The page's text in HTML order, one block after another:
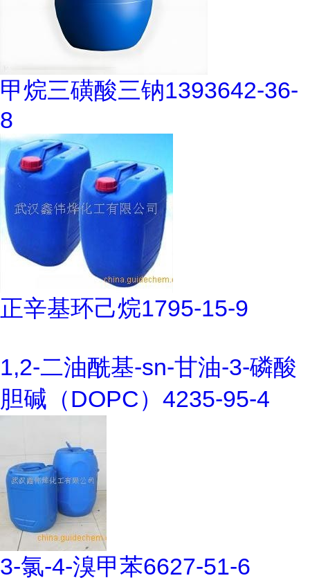
甲烷三磺酸三钠1393642-36-
8
正辛基环己烷1795-15-9
1,2-二油酰基-sn-甘油-3-磷酸
胆碱（DOPC）4235-95-4
3-氯-4-溴甲苯6627-51-6